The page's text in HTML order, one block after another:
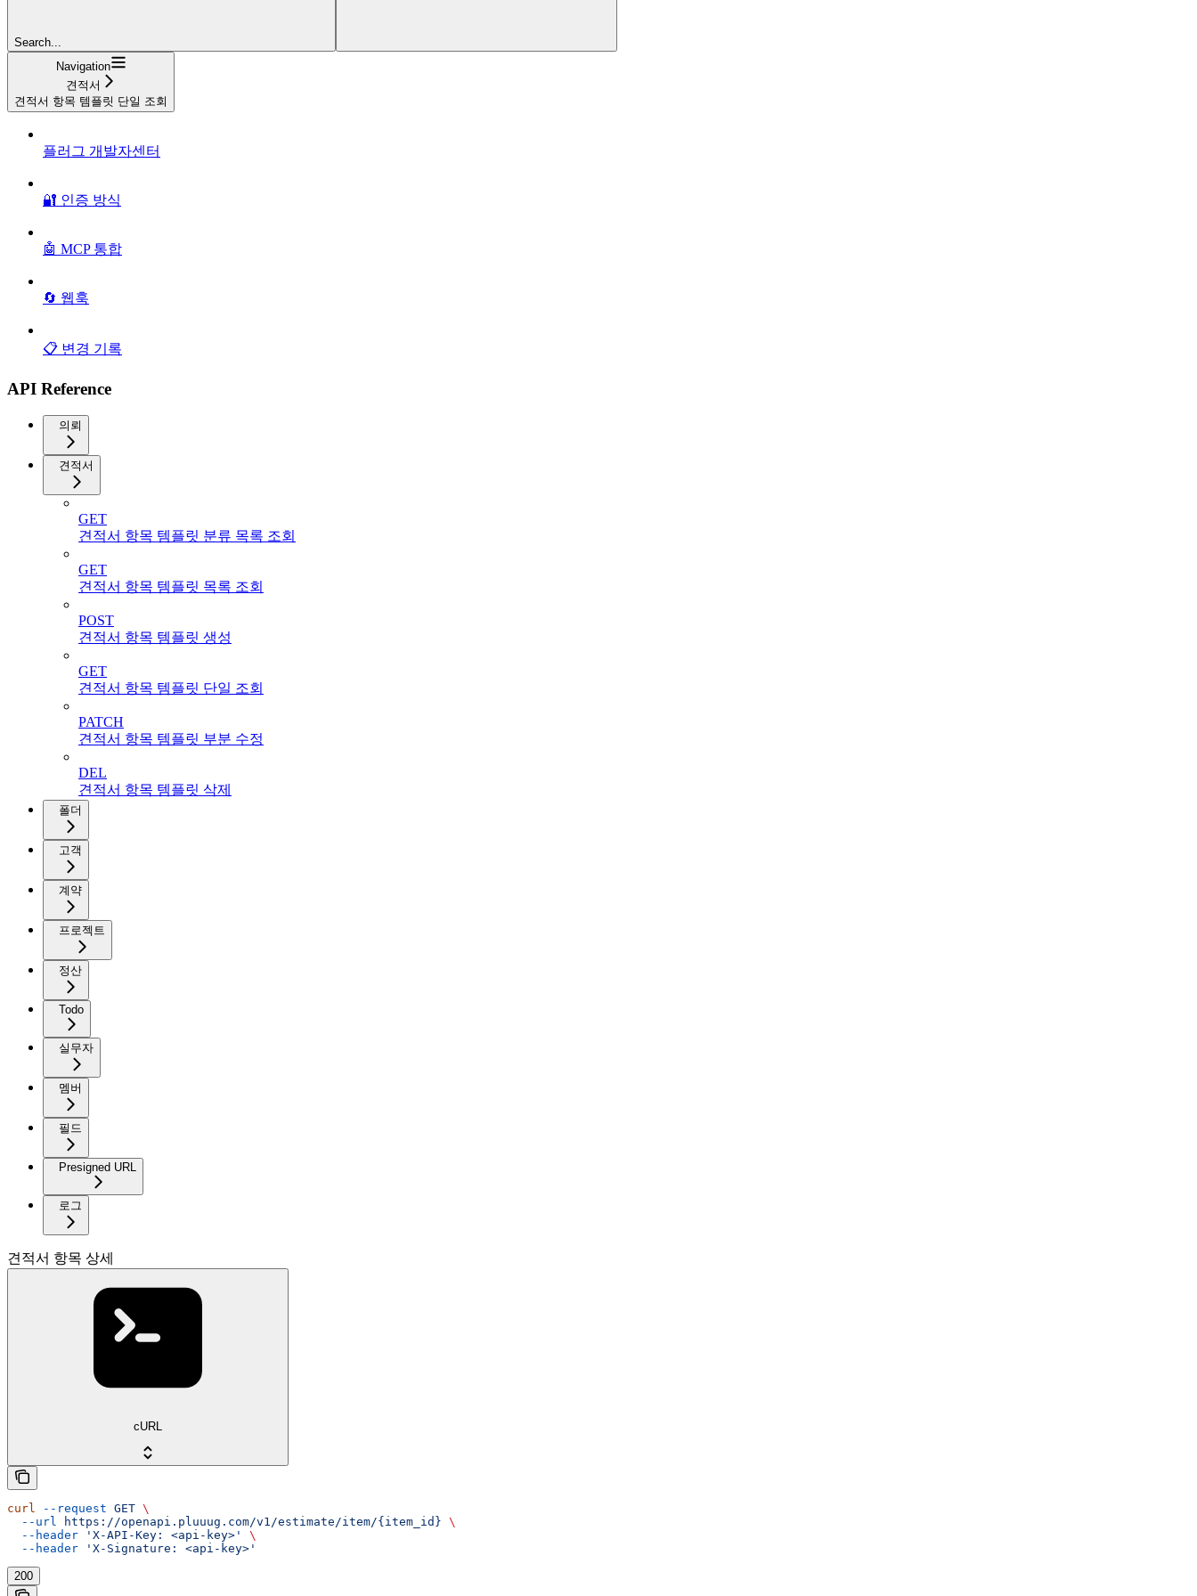
Search...
Navigation
견적서
견적서 항목 템플릿 단일 조회
플러그 개발자센터
🔐 인증 방식
🤖 MCP 통합
🔄 웹훅
📋 변경 기록
API Reference
의뢰
견적서
GET
견적서 항목 템플릿 분류 목록 조회
GET
견적서 항목 템플릿 목록 조회
POST
견적서 항목 템플릿 생성
GET
견적서 항목 템플릿 단일 조회
PATCH
견적서 항목 템플릿 부분 수정
DEL
견적서 항목 템플릿 삭제
폴더
고객
계약
프로젝트
정산
Todo
실무자
멤버
필드
Presigned URL
로그
견적서 항목 상세
cURL
curl --request GET \
  --url
https://openapi.pluuug.com/v1/estimate/item/{item_id} \
  --header
'X-API-Key: <api-key>'
\
  --header
'X-Signature: <api-key>'
200